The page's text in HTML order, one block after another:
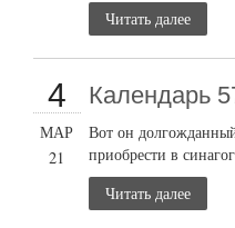
Читать далее
4
МАР
21
Календарь
Вот он
приобрести в
Читать далее